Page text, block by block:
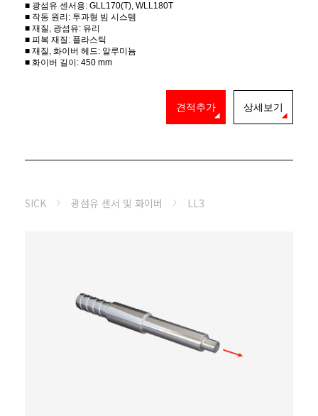
■ 광섬유 센서용: GLL170(T), WLL180T
■ 작동 원리: 투과형 빔 시스템
■ 재질, 광섬유: 유리
■ 피복 재질: 플라스틱
■ 재질, 화이버 헤드: 알루미늄
■ 화이버 길이: 450 mm
견적추가 상세보기
SICK 광섬유 센서 및 화이버 LL3